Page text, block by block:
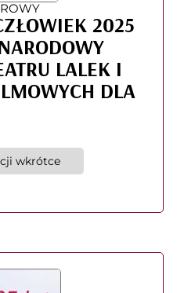
2025
LALEK I
DLA
wkrótce